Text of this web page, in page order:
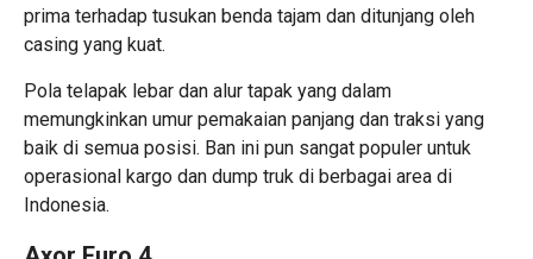
prima terhadap tusukan benda tajam dan ditunjang oleh
casing yang kuat.
Pola telapak lebar dan alur tapak yang dalam
memungkinkan umur pemakaian panjang dan traksi yang
baik di semua posisi. Ban ini pun sangat populer untuk
operasional kargo dan dump truk di berbagai area di
Indonesia.